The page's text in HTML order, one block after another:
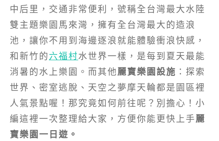
中后里，交通非常便利，號稱全台灣最大水陸
雙主題樂園馬來灣，擁有全台灣最大的造浪
池，讓你不用到海邊逐浪就能體驗衝浪快感，
和新竹的六福村水世界一樣，是每到夏天最能
消暑的水上樂園。而其他麗寶樂園設施 ：探索
世界、密室逃脫、天空之夢摩天輪都是園區裡
人氣景點喔！那究竟如何前往呢？別擔心！小
編這裡一次整理給大家，方便你能更快上手麗
寶樂園一日遊。